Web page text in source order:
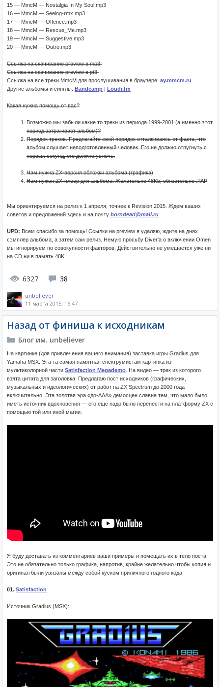
15 — MmcM — Nostalgia In My Soul.mp3
16 — MmcM — Seeing-rmx.mp3
17 — MmcM — Offence.mp3
18 — MmcM — Rescue_Me.mp3
19 — MmcM — Suggestive.mp3
20 — MmcM — Outro.mp3
Ссылка на скачивание preview в mp3:
Ссылка на скачивание preview в pt3:
Ссылка на все треки MmcM для прослушивания в браузере: ay.mmcm.ru
Другие альбомы и синглы: Bandcamp | Loudr.fm
Какая нужна помощь от вас?
Возможно мы забыли какие то треки из периода 1999-2001 (а именно этот
период затрагивает альбом)?
Порядок треков. Предлагайте свой порядок отталкиваясь от факта, что
альбом слушает неподготовленный человек. Его не должно отпугнуть с
первых секунд, его должно увлечь.
Нам нужна ZX-версия обложки альбома (графика)
Нам нужен ZX-плеер для альбома. Желательно 48Kb, обязательно .TAP
Мы ориентируемся на релиз к 1 апреля, точнее к Revision 2015. Ждем ваших
советов и предложений здесь и на почту borndead@mail.ru
UPD: Всем спасибо за помощь! Ссылки на preview я удаляю, ждите на днях
сэмплер альбома, а затем сам релиз. Немую просьбу Diver'а о включении Omen
мы игнорируем по совокупности факторов. Действительно не умещается уже ни
на CD ни в память 48K.
6327 38
unbeliever
11 марта 2015, 16:47
Назад от финиша к исходникам
Блог им. unbeliever
На картинке (для привлечения вашего внимания) заставка игры Gradius для
Yamaha MSX. Эта та самая памятная спектрумистам картинка из
мультиколорной части Satisfaction Megademo . На видео — трек из которого
взята цитата для заголовка. Предлагаю пост исходников (графических,
музыкальных и идеологических) от работ на ZX Spectrum до 2000 года
включительно. Эта золотая эра «до-ААА» демосцен славна тем, что мало было
иметь источник вдохновения — его еще надо было перенести на платформу ZX с
помощью той или иной магии.
Я буду доставать из комментариев ваши примеры и помещать их в тело поста.
Это не обязательно только графика, напротив, крайне желательно чтобы копия и
оригинал были увязаны между собой куском приличного годного кода.
01. Satisfaction
Источник Gradius (MSX):